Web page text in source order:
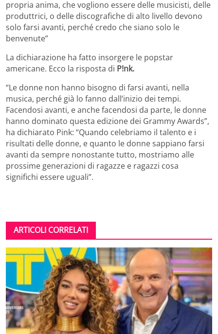
propria anima, che vogliono essere delle musicisti, delle
produttrici, o delle discografiche di alto livello devono
solo farsi avanti, perché credo che siano solo le
benvenute”
La dichiarazione ha fatto insorgere le popstar
americane. Ecco la risposta di P!nk.
“Le donne non hanno bisogno di farsi avanti, nella
musica, perché già lo fanno dall’inizio dei tempi.
Facendosi avanti, e anche facendosi da parte, le donne
hanno dominato questa edizione dei Grammy Awards”,
ha dichiarato Pink: “Quando celebriamo il talento e i
risultati delle donne, e quanto le donne sappiano farsi
avanti da sempre nonostante tutto, mostriamo alle
prossime generazioni di ragazze e ragazzi cosa
significhi essere uguali”.
ARTICOLI CORRELATI